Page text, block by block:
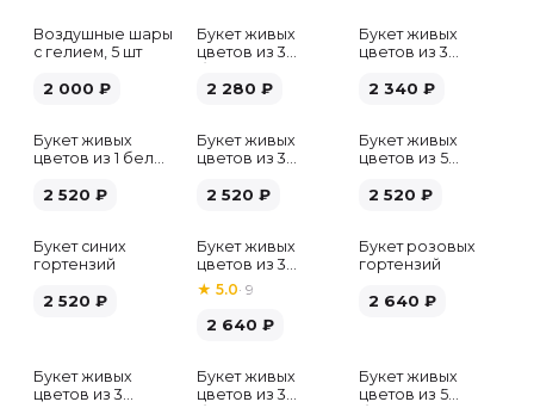
Воздушные шары
с гелием, 5 шт
2 000 ₽
Букет живых
цветов из 3
2 280 ₽
Букет живых
цветов из 3
2 340 ₽
Букет живых
цветов из 1 белой
2 520 ₽
Букет живых
цветов из 3
2 520 ₽
Букет живых
цветов из 5
микс
2 520 ₽
Букет синих
гортензий
2 520 ₽
Букет живых
цветов из 3
розовых пионов
★ 5.0· 9
2 640 ₽
Букет розовых
гортензий
2 640 ₽
Букет живых
цветов из 3
Букет живых
цветов из 3
Хит
Букет живых
цветов из 5